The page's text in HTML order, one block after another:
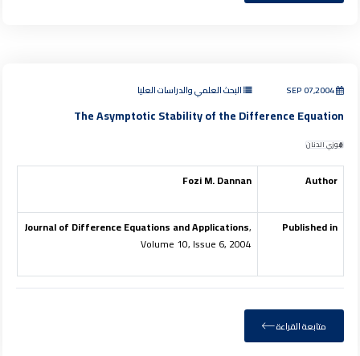
SEP 07,2004 البحث العلمي والدراسات العليا
The Asymptotic Stability of the Difference Equation
فوزي الدنان
Author
Fozi M. Dannan
Published in
Journal of Difference Equations and Applications,
Volume 10, Issue 6, 2004
متابعة القراءة